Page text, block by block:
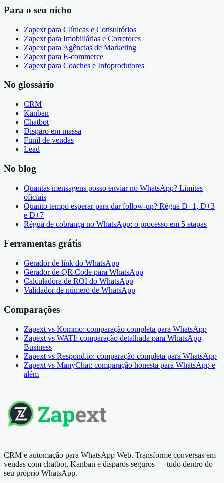
Para o seu nicho
Zapext para Clínicas e Consultórios
Zapext para Imobiliárias e Corretores
Zapext para Agências de Marketing
Zapext para E-commerce
Zapext para Coaches e Infoprodutores
No glossário
CRM
Kanban
Chatbot
Disparo em massa
Funil de vendas
Lead
No blog
Quantas mensagens posso enviar no WhatsApp? Limites
oficiais
Quanto tempo esperar para dar follow-up? Régua D+1, D+3
e D+7
Régua de cobrança no WhatsApp: o processo em 5 etapas
Ferramentas grátis
Gerador de link do WhatsApp
Gerador de QR Code para WhatsApp
Calculadora de ROI do WhatsApp
Validador de número de WhatsApp
Comparações
Zapext vs Kommo: comparação completa para WhatsApp
Zapext vs WATI: comparação detalhada para WhatsApp
Business
Zapext vs Respond.io: comparação completa para WhatsApp
Zapext vs ManyChat: comparação honesta para WhatsApp e
além
CRM e automação para WhatsApp Web. Transforme conversas em
vendas com chatbot, Kanban e disparos seguros — tudo dentro do
seu próprio WhatsApp.